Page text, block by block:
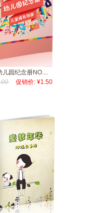
儿园纪念册NO....
促销价: ¥1.50